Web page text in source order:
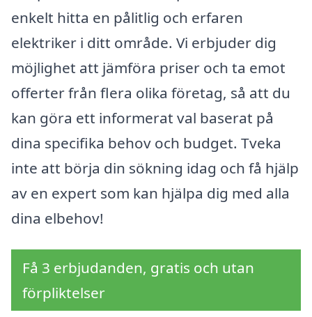
enkelt hitta en pålitlig och erfaren
elektriker i ditt område. Vi erbjuder dig
möjlighet att jämföra priser och ta emot
offerter från flera olika företag, så att du
kan göra ett informerat val baserat på
dina specifika behov och budget. Tveka
inte att börja din sökning idag och få hjälp
av en expert som kan hjälpa dig med alla
dina elbehov!
Få 3 erbjudanden, gratis och utan
förpliktelser